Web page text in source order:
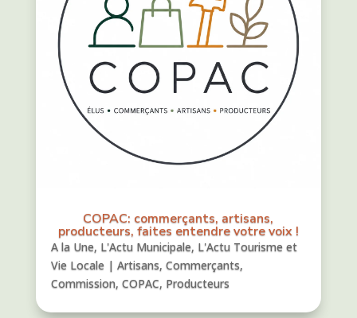
COPAC: commerçants, artisans,
producteurs, faites entendre votre voix !
A la Une, L'Actu Municipale, L'Actu Tourisme et
Vie Locale| Artisans, Commerçants,
Commission, COPAC, Producteurs